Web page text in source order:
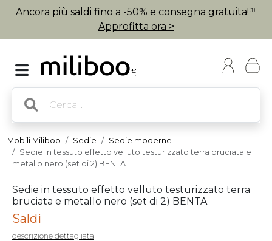
Ancora più saldi fino a -50% e consegna gratuita! (1)
Approfitta ora >
Mobili Miliboo Sedie
Sedie moderne
Sedie in tessuto effetto velluto testurizzato terra bruciata e
metallo nero (set di 2) BENTA
Sedie in tessuto effetto velluto testurizzato terra
bruciata e metallo nero (set di 2) BENTA
Saldi
descrizione dettagliata